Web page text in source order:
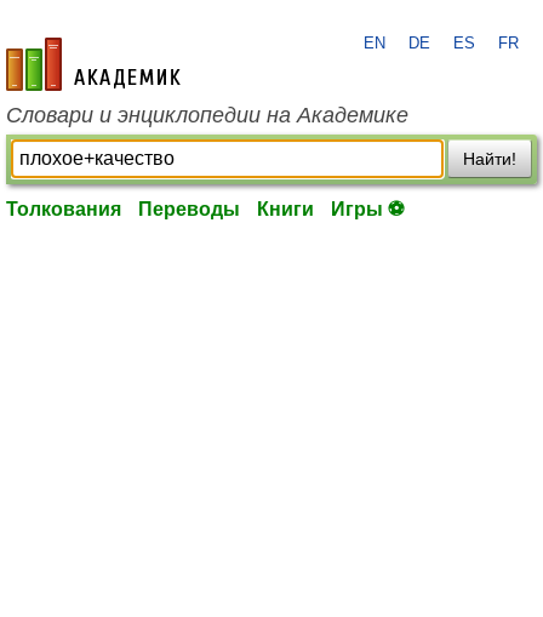
academic.ru
EN DE ES FR
Словари и энциклопедии на Академике
Найти!
Толкования Переводы Книги Игры ⚽